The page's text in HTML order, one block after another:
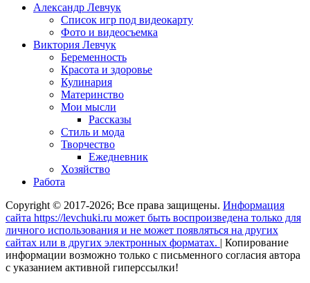
Александр Левчук
Список игр под видеокарту
Фото и видеосъемка
Виктория Левчук
Беременность
Красота и здоровье
Кулинария
Материнство
Мои мысли
Рассказы
Стиль и мода
Творчество
Ежедневник
Хозяйство
Работа
Copyright © 2017-2026; Все права защищены. Информация
сайта https://levchuki.ru может быть воспроизведена только для
личного использования и не может появляться на других
сайтах или в других электронных форматах. | Копирование
информации возможно только с письменного согласия автора
с указанием активной гиперссылки!